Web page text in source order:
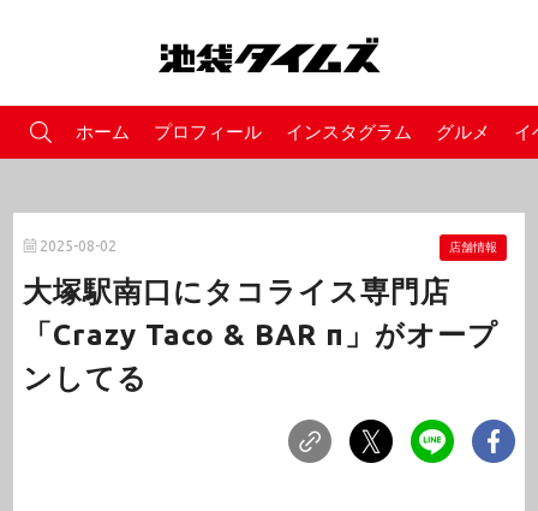
ホーム プロフィール インスタグラム グルメ イ
2025-08-02 店舗情報
大塚駅南口にタコライス専門店
「Crazy Taco & BAR π」がオープ
ンしてる